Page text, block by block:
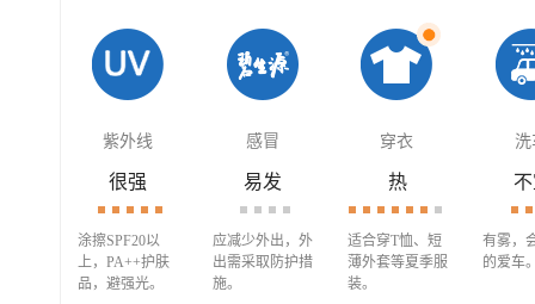
紫外线 感冒 穿衣 洗
很强
涂擦SPF20以
上，PA++护肤
品，避强光。
易发
应减少外出，外
出需采取防护措
施。
热
适合穿T恤、短
薄外套等夏季服
装。
有雾，
的爱车